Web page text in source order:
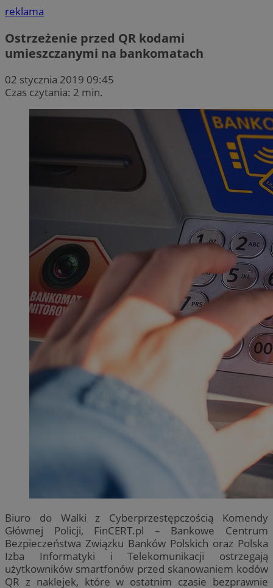
reklama
Ostrzeżenie przed QR kodami
umieszczanymi na bankomatach
02 stycznia 2019 09:45
Czas czytania: 2 min.
Biuro do Walki z Cyberprzestępczością Komendy
Głównej Policji, FinCERT.pl – Bankowe Centrum
Bezpieczeństwa Związku Banków Polskich oraz Polska
Izba Informatyki i Telekomunikacji ostrzegają
użytkowników smartfonów przed skanowaniem kodów
QR z naklejek, które w ostatnim czasie bezprawnie